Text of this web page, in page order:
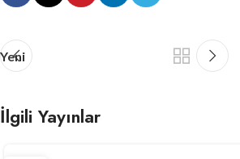
Yeni
İlgili Yayınlar